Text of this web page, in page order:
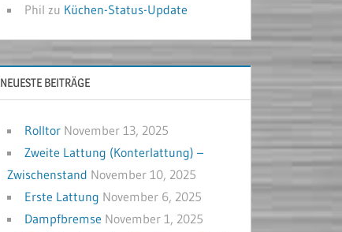
Phil zu Küchen-Status-Update
NEUESTE BEITRÄGE
Rolltor November 13, 2025
Zweite Lattung (Konterlattung) –
Zwischenstand November 10, 2025
Erste Lattung November 6, 2025
Dampfbremse November 1, 2025